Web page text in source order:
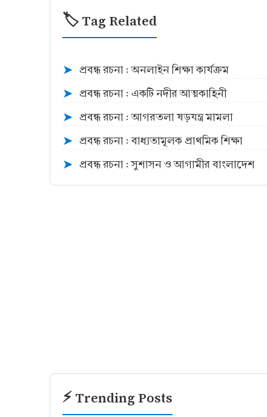
🏷️ Tag Related
➤ প্রবন্ধ রচনা : অনলাইন শিক্ষা কার্যক্রম
➤ প্রবন্ধ রচনা : একটি নদীর আত্মকাহিনী
➤ প্রবন্ধ রচনা : আগরতলা ষড়যন্ত্র মামলা
➤ প্রবন্ধ রচনা : বাধ্যতামূলক প্রাথমিক শিক্ষা
➤ প্রবন্ধ রচনা : সুশাসন ও আগামীর বাংলাদেশ
⚡ Trending Posts